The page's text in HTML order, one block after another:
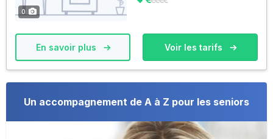
0
En savoir plus Voir les tarifs
Un accompagnement de A à Z pour les seniors